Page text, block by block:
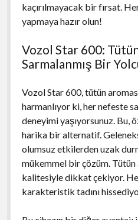
kaçırılmayacak bir fırsat.
yapmaya hazır olun!
Vozol Star 600:
Sarmalanmış Bir
Vozol Star 600, tütün
harmanlıyor ki, her nefeste
deneyimi yaşıyorsunuz. Bu,
harika bir alternatif.
olumsuz etkilerden uzak
mükemmel bir çözüm. Tütün
kalitesiyle dikkat çekiyor.
karakteristik tadını